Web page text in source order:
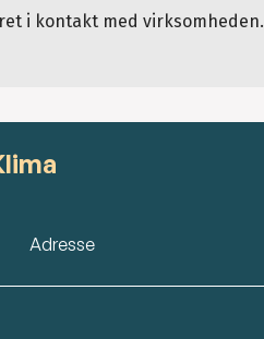
i kontakt med virksomheden.
Adresse